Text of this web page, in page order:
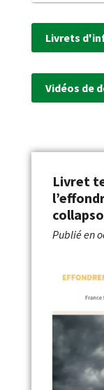
Livrets
Vidéos de
Livret
Publié en